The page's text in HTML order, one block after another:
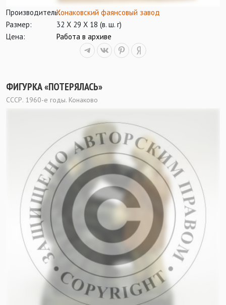
Производитель:Конаковский фаянсовый завод
Размер:
32 Х 29 Х 18 (в. ш. г)
Цена:
Работа в архиве
ФИГУРКА «ПОТЕРЯЛАСЬ»
СССР. 1960-е годы. Конаково